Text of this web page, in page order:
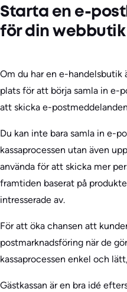
Starta en e-
för din webbutik
Om du har en e-handelsbutik
plats för att börja samla in e-
att skicka e-
Du kan inte bara samla in e-
kassaprocessen utan även
använda för att skicka mer
framtiden baserat på
intresserade av.
För att öka chansen att
postmarknadsföring när de
kassaprocessen enkel och
Gästkassan är en bra idé